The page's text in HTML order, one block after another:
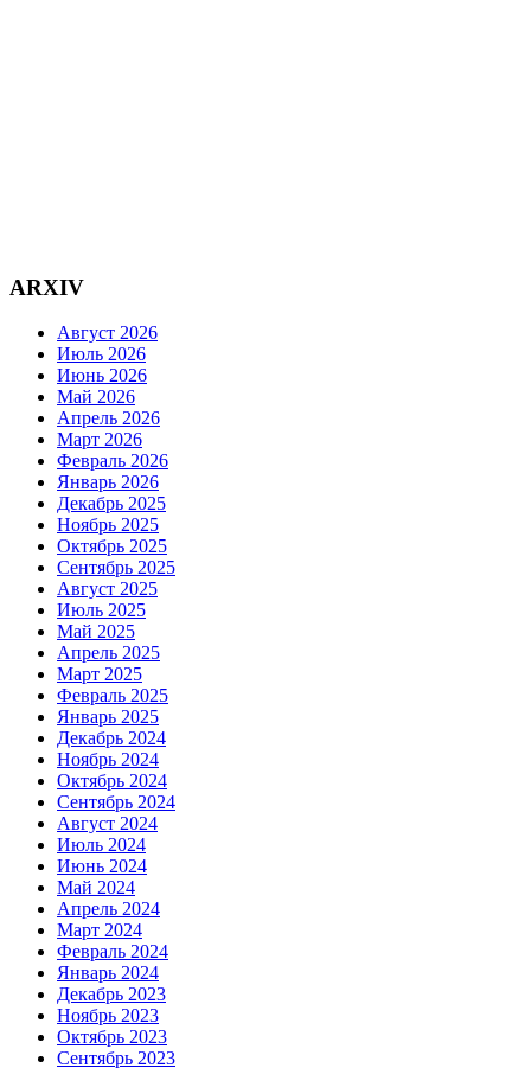
ARXIV
Август 2026
Июль 2026
Июнь 2026
Май 2026
Апрель 2026
Март 2026
Февраль 2026
Январь 2026
Декабрь 2025
Ноябрь 2025
Октябрь 2025
Сентябрь 2025
Август 2025
Июль 2025
Май 2025
Апрель 2025
Март 2025
Февраль 2025
Январь 2025
Декабрь 2024
Ноябрь 2024
Октябрь 2024
Сентябрь 2024
Август 2024
Июль 2024
Июнь 2024
Май 2024
Апрель 2024
Март 2024
Февраль 2024
Январь 2024
Декабрь 2023
Ноябрь 2023
Октябрь 2023
Сентябрь 2023